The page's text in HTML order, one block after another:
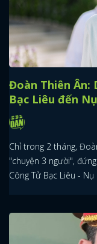
Đoàn Thiên
Bạc Liêu đến
Chỉ trong 2 tháng,
"chuyện 3 người",
Công Tử Bạc Liêu - Nụ